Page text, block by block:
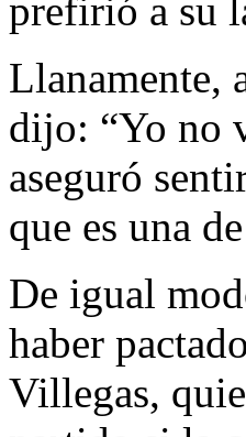
prefirió a su
Llanamente,
dijo: “Yo no
aseguró
que es una
De igual
haber
Villegas,